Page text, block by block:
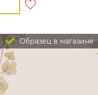
Образец в магазине